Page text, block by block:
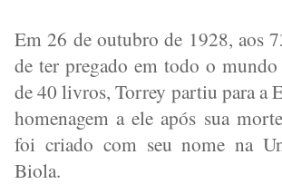
Em 26 de outubro de 1928, aos
de ter pregado em todo o
de 40 livros, Torrey partiu para a
homenagem a ele após sua
foi criado com seu nome na
Biola.